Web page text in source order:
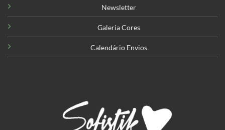
Newsletter
Galeria Cores
Calendário Envios